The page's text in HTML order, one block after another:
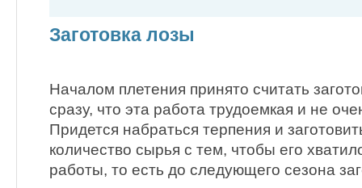
Заготовка лозы
Началом плетения принято считать
сразу, что эта работа трудоемкая и не
Придется набраться терпения и
количество сырья с тем, чтобы его
работы, то есть до следующего сезона